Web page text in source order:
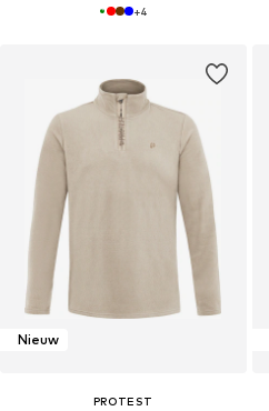
+4
Nieuw
PROTEST